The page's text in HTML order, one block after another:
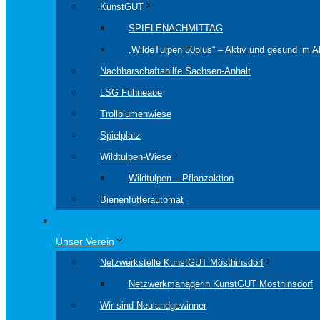
KunstGUT
SPIELENACHMITTAG
„WildeTulpen 50plus“ – Aktiv und gesund im
Nachbarschaftshilfe Sachsen-Anhalt
LSG Fuhneaue
Trollblumenwiese
Spielplatz
Wildtulpen-Wiese
Wildtulpen – Pflanzaktion
Bienenfutterautomat
Unser Verein
Netzwerkstelle KunstGUT Mösthinsdorf
Netzwerkmanagerin KunstGUT Mösthinsdorf
Wir sind Neulandgewinner